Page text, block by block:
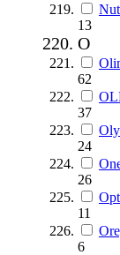
13
O
62
37
24
26
11
6